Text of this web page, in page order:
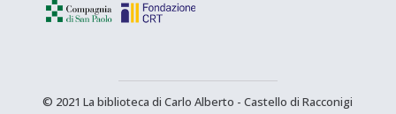
© 2021 La biblioteca di Carlo Alberto - Castello di Racconigi